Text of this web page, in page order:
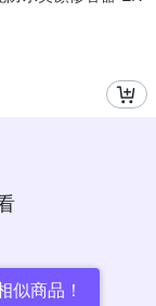
似商品！